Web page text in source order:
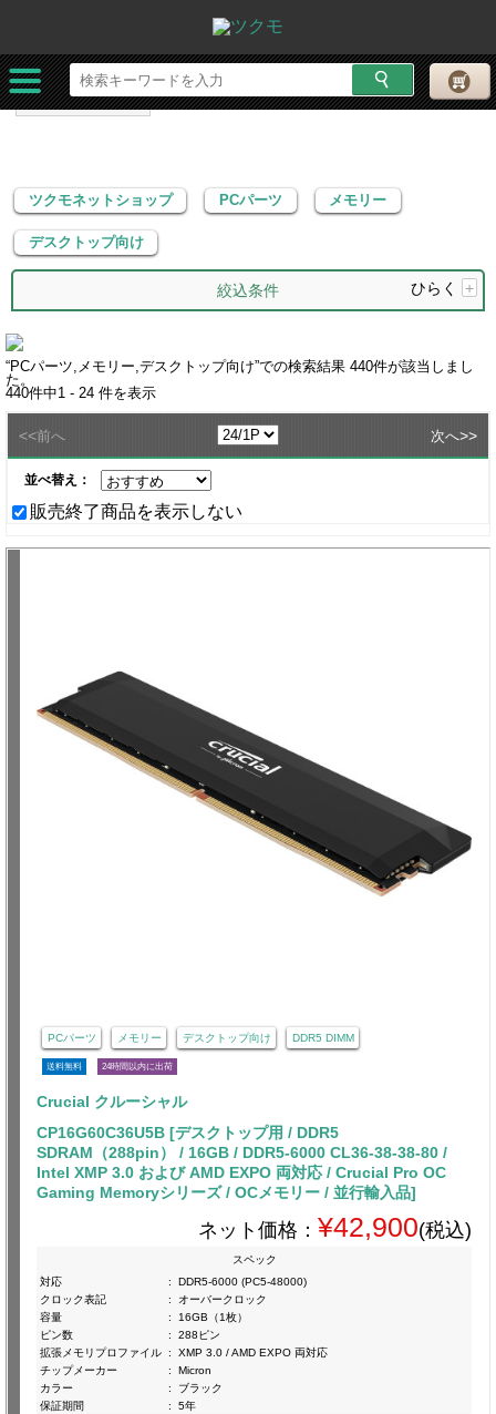
ツクモネットショップ PCパーツ
デスクトップ向け
ツクモネットショップ PCパーツ メモリー
デスクトップ向け
絞込条件 ひらく +
“PCパーツ,メモリー,デスクトップ向け”での検索結果 440件が該当しまし
た。
440件中1 - 24 件を表示
<<前へ 次へ>>
並べ替え：
販売終了商品を表示しない
PCパーツ メモリー デスクトップ向け DDR5 DIMM
送料無料 24時間以内に出荷
Crucial クルーシャル
CP16G60C36U5B [デスクトップ用 / DDR5
SDRAM（288pin） / 16GB / DDR5-6000 CL36-38-38-80 /
Intel XMP 3.0 および AMD EXPO 両対応 / Crucial Pro OC
Gaming Memoryシリーズ / OCメモリー / 並行輸入品]
ネット価格： ¥42,900(税込)
スペック
対応
:
DDR5-6000 (PC5-48000)
クロック表記
:
オーバークロック
容量
:
16GB（1枚）
ピン数
:
288ピン
拡張メモリプロファイル :
XMP 3.0 / AMD EXPO 両対応
チップメーカー
:
Micron
カラー
:
ブラック
保証期間
: 5年